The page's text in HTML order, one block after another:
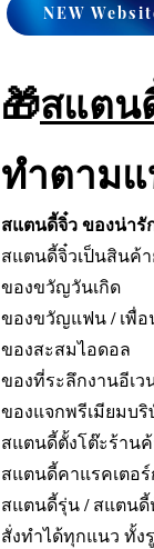
NEW
🎁สแตน
ทำตาม
สแตนดี้จิ๋ว ของน่า
สแตนดี้จิ๋วเป็นสินค้
ของขวัญวันเกิด
ของขวัญแฟน / เพื่อ
ของสะสมไอดอล
ของที่ระลึกงานอีเว
ของแจกพรีเมียมบ
สแตนดี้ตั้งโต๊ะร้าน
สแตนดี้คาแรคเตอ
สแตนดี้รุ่น / สแตนดี้
สั่งทำได้ทุกแนว ทั้